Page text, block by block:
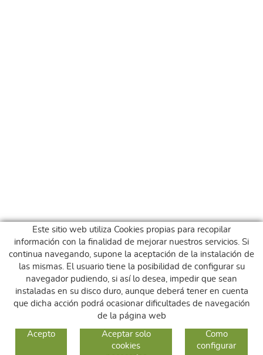
Este sitio web utiliza Cookies propias para recopilar
información con la finalidad de mejorar nuestros servicios. Si
continua navegando, supone la aceptación de la instalación de
las mismas. El usuario tiene la posibilidad de configurar su
navegador pudiendo, si así lo desea, impedir que sean
instaladas en su disco duro, aunque deberá tener en cuenta
que dicha acción podrá ocasionar dificultades de navegación
de la página web
Acepto
Aceptar solo
cookies
Como
configurar